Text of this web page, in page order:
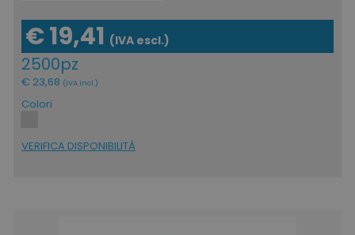
€ 19,41 (IVA escl.)
2500pz
€ 23,68 (IVA incl.)
Colori
VERIFICA DISPONIBILITÁ